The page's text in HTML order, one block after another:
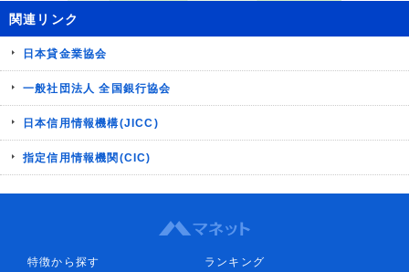
関連リンク
日本貸金業協会
一般社団法人 全国銀行協会
日本信用情報機構(JICC)
指定信用情報機関(CIC)
特徴から探す
ランキング